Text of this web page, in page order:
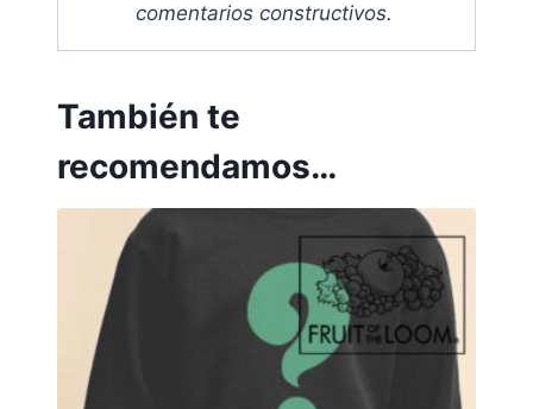
comentarios constructivos.
También te
recomendamos…